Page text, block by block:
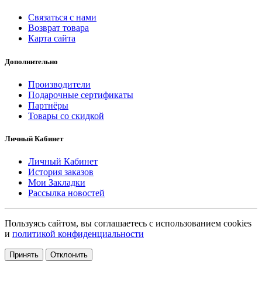
Связаться с нами
Возврат товара
Карта сайта
Дополнительно
Производители
Подарочные сертификаты
Партнёры
Товары со скидкой
Личный Кабинет
Личный Кабинет
История заказов
Мои Закладки
Рассылка новостей
Пользуясь сайтом, вы соглашаетесь с использованием cookies
и политикой конфиденциальности
Принять Отклонить